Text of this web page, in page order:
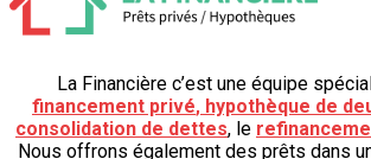
La Financière c’est une équipe
financement privé, hypothèque de
consolidation de dettes, le
Nous offrons également des prêts dans